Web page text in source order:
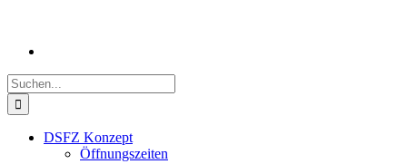
Suche
nach:
DSFZ Konzept
Öffnungszeiten